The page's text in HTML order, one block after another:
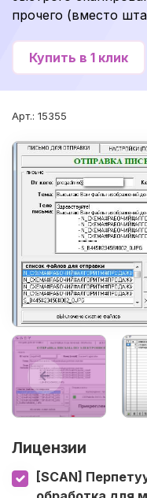
прочего (вместо
Купить в 1 клик
Арт.: 15355
Лицензии
[SCAN]